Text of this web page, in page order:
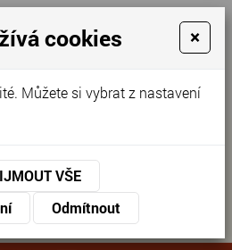
NÁS
NÁS
551
lysa.cz
cookies ×
Můžete si vybrat z nastavení
VŠE
Odmítnout